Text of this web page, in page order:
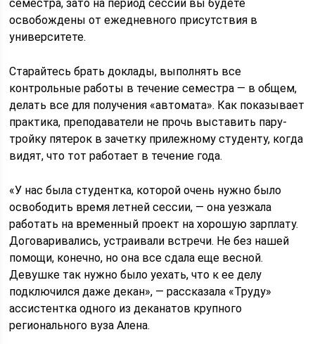
семестра, зато на период сессии вы будете
освобождены от ежедневного присутствия в
университете.
Старайтесь брать доклады, выполнять все
контрольные работы в течение семестра — в общем,
делать все для получения «автомата». Как показывает
практика, преподаватели не прочь выставить пару-
тройку пятерок в зачетку прилежному студенту, когда
видят, что тот работает в течение года.
«У нас была студентка, которой очень нужно было
освободить время летней сессии, — она уезжала
работать на временный проект на хорошую зарплату.
Договаривались, устраивали встречи. Не без нашей
помощи, конечно, но она все сдала еще весной.
Девушке так нужно было уехать, что к ее делу
подключился даже декан», — рассказала «Труду»
ассистентка одного из деканатов крупного
регионального вуза Алена.